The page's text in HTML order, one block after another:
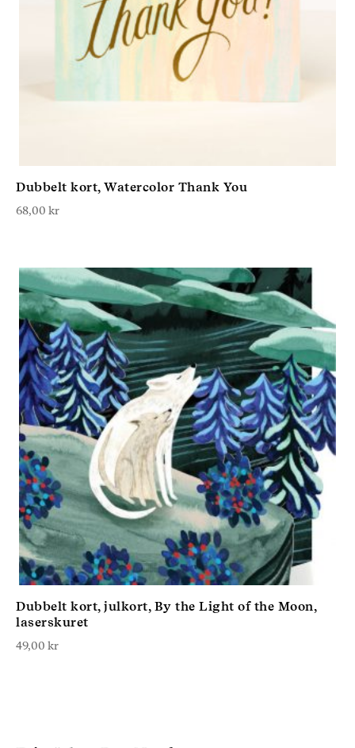
Dubbelt kort, Watercolor Thank You
68,00 kr
Dubbelt kort, julkort, By the Light of the Moon,
laserskuret
49,00 kr